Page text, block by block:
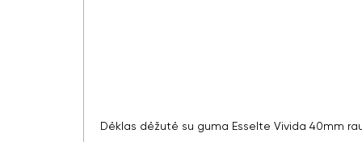
Dėklas dėžutė su guma Esselte Vivida 40mm